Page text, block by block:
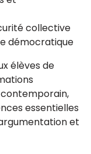
collective
démocratique
élèves de
essentielles
et